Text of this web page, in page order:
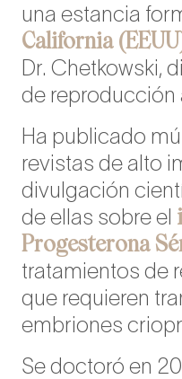
una estancia
California
Dr. Chetkowski,
de reproducción
Ha publicado
revistas de alto
divulgación
de ellas sobre el
Progesterona
tratamientos de
que requieren
embriones
Se doctoró en